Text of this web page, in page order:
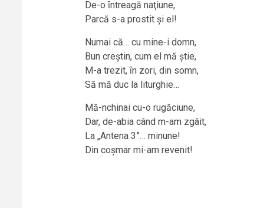
De-o ȋntreagă naţiune,
Parcă s-a prostit și el!
Numai că… cu mine-i domn,
Bun creștin, cum el mă știe,
M-a trezit, ȋn zori, din somn,
Să mă duc la liturghie…
Mă-nchinai cu-o rugăciune,
Dar, de-abia când m-am zgâit,
La „Antena 3”… minune!
Din coșmar mi-am revenit!